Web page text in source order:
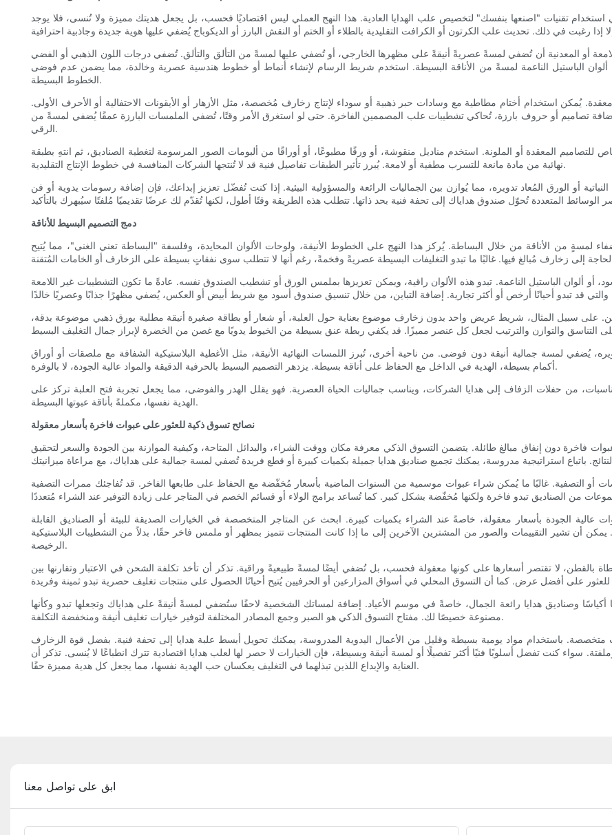
تقنيات "اصنعها بنفسك" لتخصيص علب الهدايا العادية. هذا النهج العملي ليس اقتصاديًا فحسب، بل يجعل هديتك مميزة ولا تُنسى، فلا يوجد
أو المعدنية أن تُضفي لمسةً عصريةً أنيقةً على مظهرها الخارجي، أو تُضفي عليها لمسةً من التألق والتألق. تُضفي درجات اللون الذهبي أو الفضي
ألوان الباستيل الناعمة لمسةً من الأناقة البسيطة. استخدم شريط الرسام لإنشاء أنماط أو خطوط هندسية عصرية وخالدة، مما يضمن عدم فوضى
الخطوط البسيطة.
يُمكن استخدام أختام مطاطية مع وسادات حبر ذهبية أو سوداء لإنتاج زخارف مُخصصة، مثل الأزهار أو الأيقونات الاحتفالية أو الأحرف الأولى.
تصاميم أو حروف بارزة، تُحاكي تشطيبات علب المصممين الفاخرة. حتى لو استغرق الأمر وقتًا، تُضفي الملمسات البارزة عمقًا يُضفي لمسةً من
الرقي.
المعقدة أو الملونة. استخدم مناديل منقوشة، أو ورقًا مطبوعًا، أو أوراقًا من ألبومات الصور المرسومة لتغطية الصناديق، ثم انتهِ بطبقة
نهائية من مادة مانعة للتسرب مطفية أو لامعة. يُبرز تأثير الطبقات تفاصيل فنية قد لا تُنتجها الشركات المنافسة في خطوط الإنتاج التقليدية.
أو الورق المُعاد تدويره، مما يُوازن بين الجماليات الرائعة والمسؤولية البيئية. إذا كنت تُفضّل تعزيز إبداعك، فإن إضافة رسومات يدوية أو فن
دمج التصميم البسيط للأناقة
لمسةٍ من الأناقة من خلال البساطة. يُركز هذا النهج على الخطوط الأنيقة، ولوحات الألوان المحايدة، وفلسفة "البساطة تعني الغنى"، مما يُتيح
أو ألوان الباستيل الناعمة. تبدو هذه الألوان راقية، ويمكن تعزيزها بملمس الورق أو تشطيب الصندوق نفسه. عادةً ما تكون التشطيبات غير اللامعة
على سبيل المثال، شريط عريض واحد بدون زخارف موضوع بعناية حول العلبة، أو شعار أو بطاقة صغيرة أنيقة مطلية بورق ذهبي موضوعة بدقة،
يُضفي لمسة جمالية أنيقة دون فوضى. من ناحية أخرى، تُبرز اللمسات النهائية الأنيقة، مثل الأغطية البلاستيكية الشفافة مع ملصقات أو أوراق
أكمام بسيطة، الهدية في الداخل مع الحفاظ على أناقة بسيطة. يزدهر التصميم البسيط بالحرفية الدقيقة والمواد عالية الجودة، لا بالوفرة.
من حفلات الزفاف إلى هدايا الشركات، ويناسب جماليات الحياة العصرية. فهو يقلل الهدر والفوضى، مما يجعل تجربة فتح العلبة تركز على
الهدية نفسها، مكملةً بأناقة عبوتها البسيطة.
نصائح تسوق ذكية للعثور على عبوات فاخرة بأسعار معقولة
فاخرة دون إنفاق مبالغ طائلة. يتضمن التسوق الذكي معرفة مكان ووقت الشراء، والبدائل المتاحة، وكيفية الموازنة بين الجودة والسعر لتحقيق
أو التصفية. غالبًا ما يُمكن شراء عبوات موسمية من السنوات الماضية بأسعار مُخفّضة مع الحفاظ على طابعها الفاخر. قد تُفاجئك ممرات التصفية
عالية الجودة بأسعار معقولة، خاصةً عند الشراء بكميات كبيرة. ابحث عن المتاجر المتخصصة في الخيارات الصديقة للبيئة أو الصناديق القابلة
يمكن أن تشير التقييمات والصور من المشترين الآخرين إلى ما إذا كانت المنتجات تتميز بمظهر أو ملمس فاخر حقًا، بدلاً من التشطيبات البلاستيكية
الرخيصة.
بالقطن، لا تقتصر أسعارها على كونها معقولة فحسب، بل تُضفي أيضًا لمسةً طبيعيةً وراقية. تذكر أن تأخذ تكلفة الشحن في الاعتبار وتقارنها بين
أكياسًا وصناديق هدايا رائعة الجمال، خاصةً في موسم الأعياد. إضافة لمساتك الشخصية لاحقًا ستُضفي لمسةً أنيقةً على هداياك وتجعلها تبدو وكأنها
مصنوعة خصيصًا لك. مفتاح التسوق الذكي هو الصبر وجمع المصادر المختلفة لتوفير خيارات تغليف أنيقة ومنخفضة التكلفة.
متخصصة. باستخدام مواد يومية بسيطة وقليل من الأعمال اليدوية المدروسة، يمكنك تحويل أبسط علبة هدايا إلى تحفة فنية. بفضل قوة الزخارف
سواء كنت تفضل أسلوبًا فنيًا أكثر تفصيلًا أو لمسة أنيقة وبسيطة، فإن الخيارات لا حصر لها لعلب هدايا اقتصادية تترك انطباعًا لا يُنسى. تذكر أن
العناية والإبداع اللذين تبذلهما في التغليف يعكسان حب الهدية نفسها، مما يجعل كل هدية مميزة حقًا.
ابق على تواصل معنا